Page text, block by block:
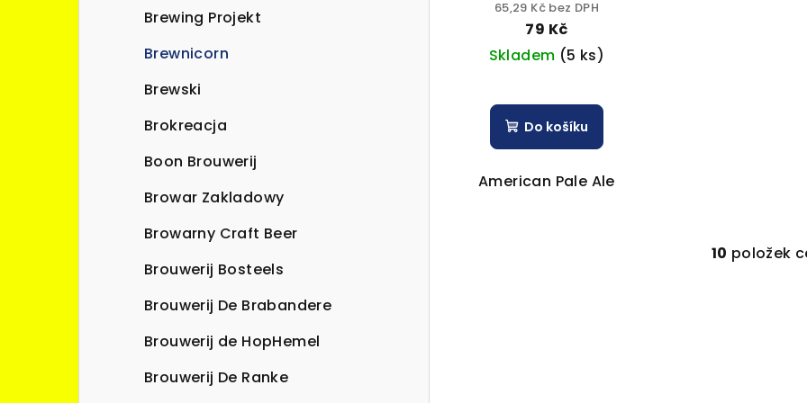
Brewing Projekt
Brewnicorn
Brewski
Brokreacja
Boon Brouwerij
Browar Zakladowy
Browarny Craft Beer
Brouwerij Bosteels
Brouwerij De Brabandere
Brouwerij de HopHemel
Brouwerij De Ranke
65,29 Kč bez DPH
79 Kč
Skladem (5 ks)
Do košíku
American Pale Ale
O
10 položek